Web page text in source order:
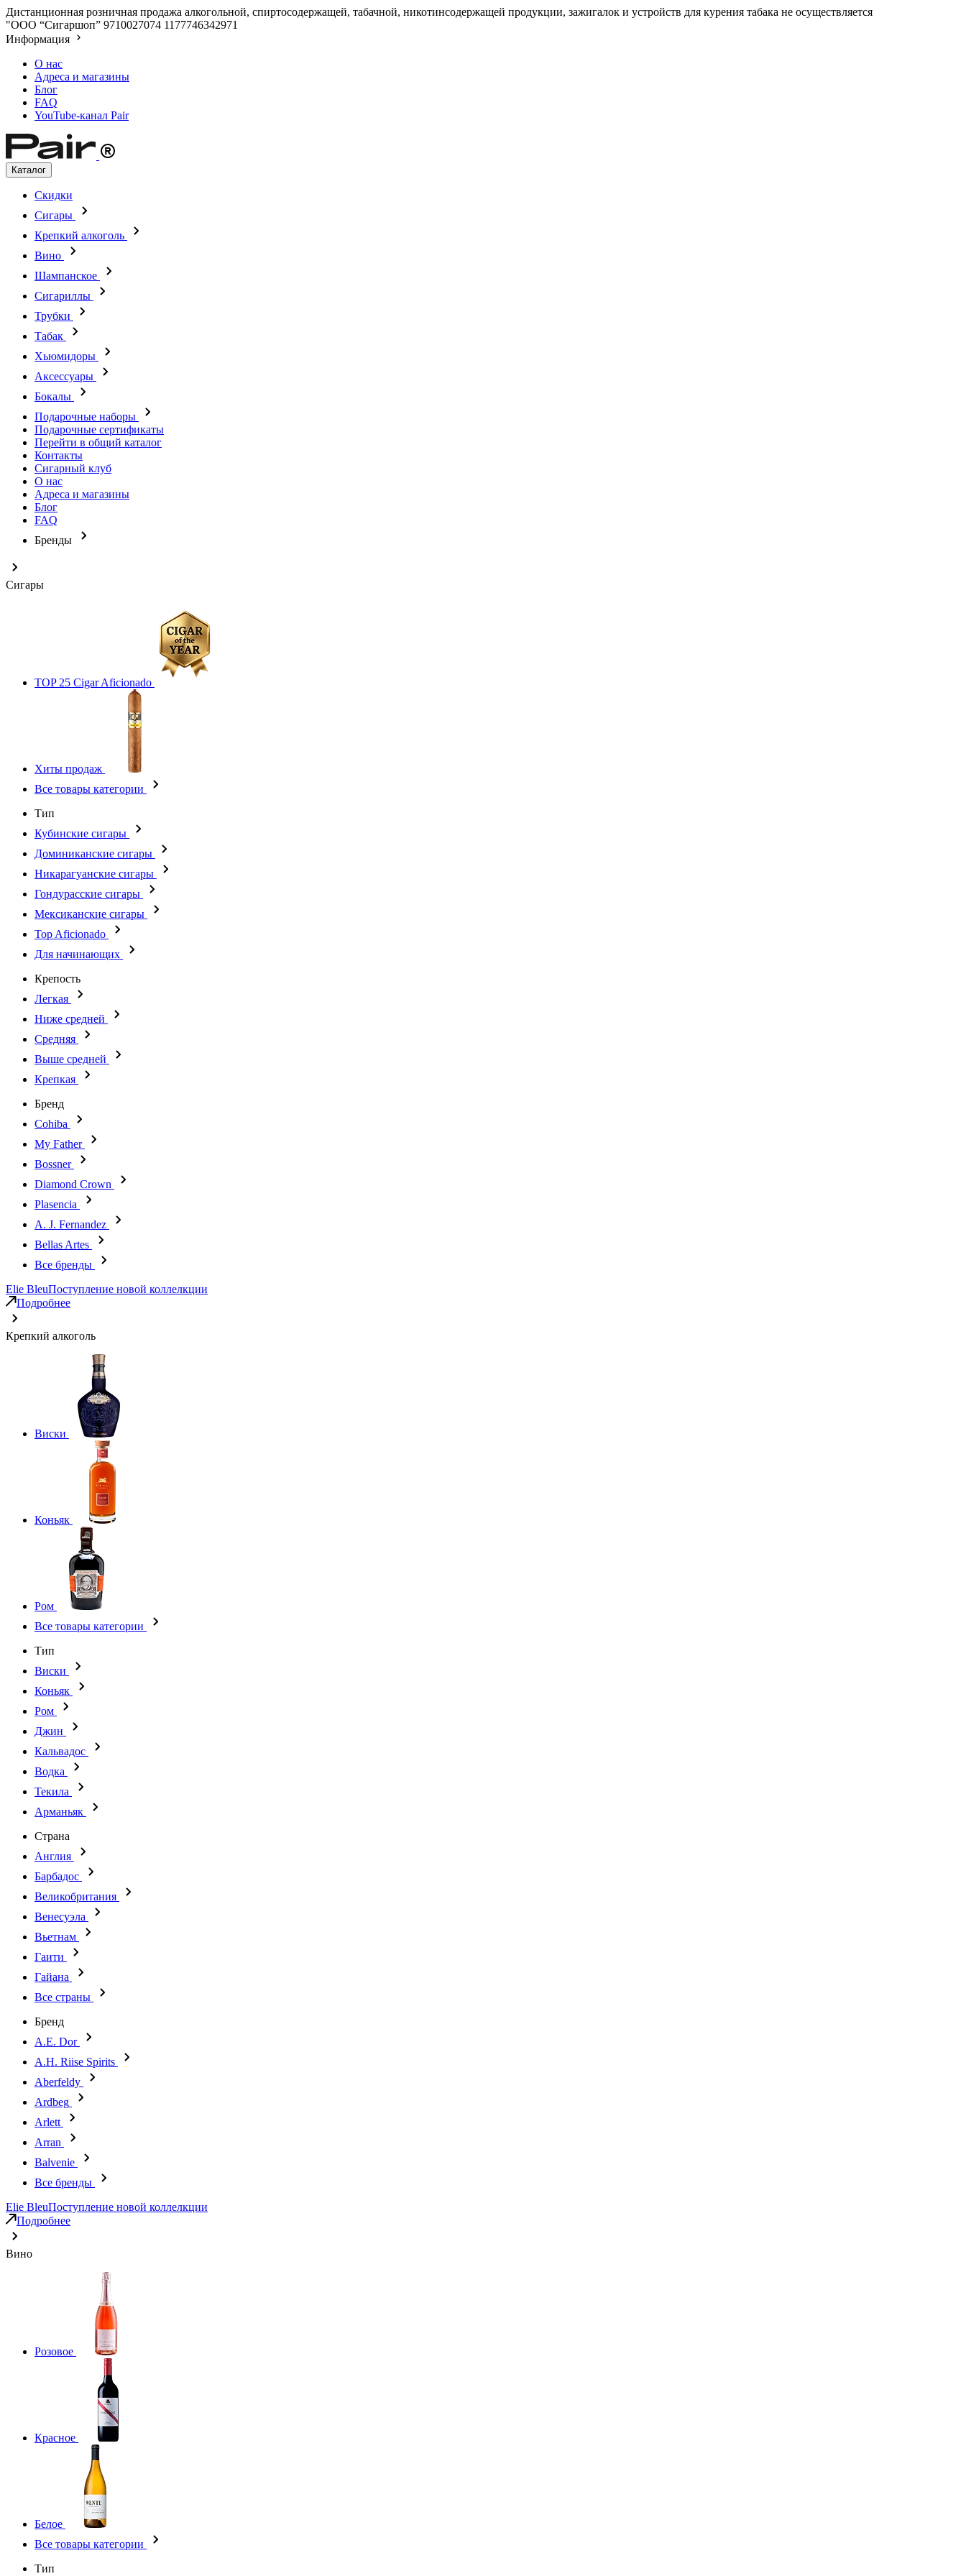
Дистанционная розничная продажа алкогольной, спиртосодержащей, табачной, никотинсодержащей продукции, зажигалок и устройств для курения табака не осуществляется
"ООО “Сигаршоп” 9710027074 1177746342971
Информация
О нас
Адреса и магазины
Блог
FAQ
YouTube-канал Pair
Каталог
Скидки
Сигары
Крепкий алкоголь
Вино
Шампанское
Сигариллы
Трубки
Табак
Хьюмидоры
Аксессуары
Бокалы
Подарочные наборы
Подарочные сертификаты
Перейти в общий каталог
Контакты
Сигарный клуб
О нас
Адреса и магазины
Блог
FAQ
Бренды
Сигары
TOP 25 Cigar Aficionado
Хиты продаж
Все товары категории
Тип
Кубинские сигары
Доминиканские сигары
Никарагуанские сигары
Гондурасские сигары
Мексиканские сигары
Top Aficionado
Для начинающих
Крепость
Легкая
Ниже средней
Средняя
Выше средней
Крепкая
Бренд
Cohiba
My Father
Bossner
Diamond Crown
Plasencia
A. J. Fernandez
Bellas Artes
Все бренды
Elie BleuПоступление новой коллелкции
Подробнее
Крепкий алкоголь
Виски
Коньяк
Ром
Все товары категории
Тип
Виски
Коньяк
Ром
Джин
Кальвадос
Водка
Текила
Арманьяк
Страна
Англия
Барбадос
Великобритания
Венесуэла
Вьетнам
Гаити
Гайана
Все страны
Бренд
A.E. Dor
A.H. Riise Spirits
Aberfeldy
Ardbeg
Arlett
Arran
Balvenie
Все бренды
Elie BleuПоступление новой коллелкции
Подробнее
Вино
Розовое
Красное
Белое
Все товары категории
Тип